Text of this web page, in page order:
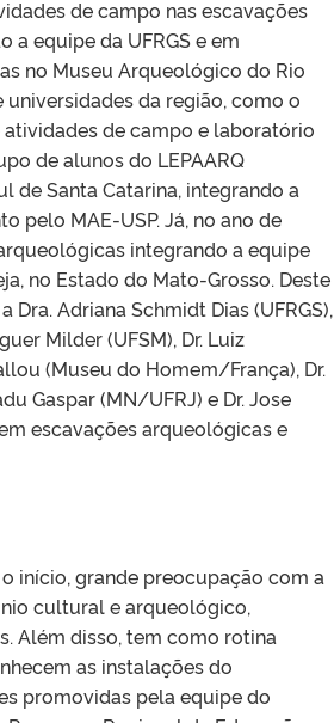
de campo nas escavações
equipe da UFRGS e em
no Museu Arqueológico do Rio
da região, como o
atividades de campo e laboratório
de alunos do LEPAARQ
de Santa Catarina, integrando a
pelo MAE-USP. Já, no ano de
integrando a equipe
no Estado do Mato-Grosso. Deste
Adriana Schmidt Dias (UFRGS),
Milder (UFSM), Dr. Luiz
(Museu do Homem/França), Dr.
Gaspar (MN/UFRJ) e Dr. Jose
escavações arqueológicas e
início, grande preocupação com a
cultural e arqueológico,
Além disso, tem como rotina
as instalações do
promovidas pela equipe do